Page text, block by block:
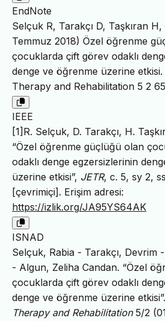
EndNote
Selçuk R, Tarakçı D, Taşkıran
Temmuz 2018) Özel öğrenme
çocuklarda çift görev odaklı
denge ve öğrenme üzerine
Therapy and Rehabilitation 5 2
IEEE
[1]R. Selçuk, D. Tarakçı, H.
“Özel öğrenme güçlüğü olan
odaklı denge egzersizlerinin
üzerine etkisi”, JETR, c. 5, sy 2,
[çevrimiçi]. Erişim adresi:
https://izlik.org/JA95YS64AK
ISNAD
Selçuk, Rabia - Tarakçı, Devrim
- Algun, Zeliha Candan. “Özel
çocuklarda çift görev odaklı
denge ve öğrenme üzerine etkisi”.
Therapy and Rehabilitation5/2